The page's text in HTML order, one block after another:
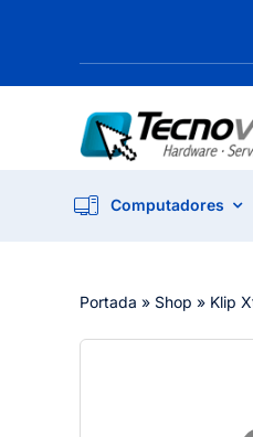
Computadores
Portada » Shop » Klip